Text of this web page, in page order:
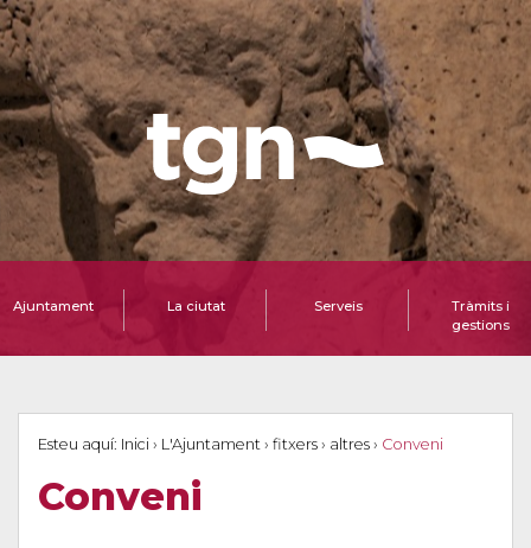
Ajuntament La ciutat Serveis
Tràmits i
gestions
Esteu aquí: Inici › L'Ajuntament › fitxers › altres › Conveni
Conveni